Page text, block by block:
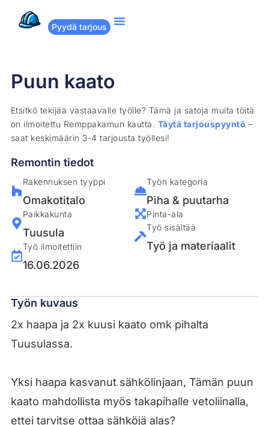
Pyydä tarjous
Puun kaato
Etsitkö tekijää vastaavalle työlle? Tämä ja satoja muita töitä
on ilmoitettu Remppakamun kautta. Täytä tarjouspyyntö –
saat keskimäärin 3-4 tarjousta työllesi!
Remontin tiedot
Rakennuksen tyyppi
Omakotitalo
Paikkakunta
Tuusula
Työ ilmoitettiin
16.06.2026
Työn kategoria
Piha & puutarha
Pinta-ala
Työ sisältää
Työ ja materiaalit
Työn kuvaus
2x haapa ja 2x kuusi kaato omk pihalta
Tuusulassa.
Yksi haapa kasvanut sähkölinjaan, Tämän puun
kaato mahdollista myös takapihalle vetoliinalla,
ettei tarvitse ottaa sähköjä alas?